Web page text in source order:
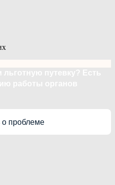
работы органов
о проблеме